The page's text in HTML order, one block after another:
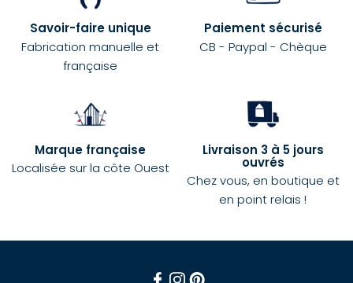
Savoir-faire unique
Fabrication manuelle et
française
Paiement sécurisé
CB - Paypal - Chèque
Marque française
Localisée sur la côte Ouest
Livraison 3 à 5 jours
ouvrés
Chez vous, en boutique et
en point relais !